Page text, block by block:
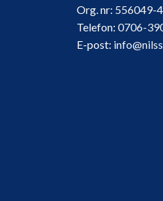
Org. nr: 556049-
Telefon: 0706-
E-post: